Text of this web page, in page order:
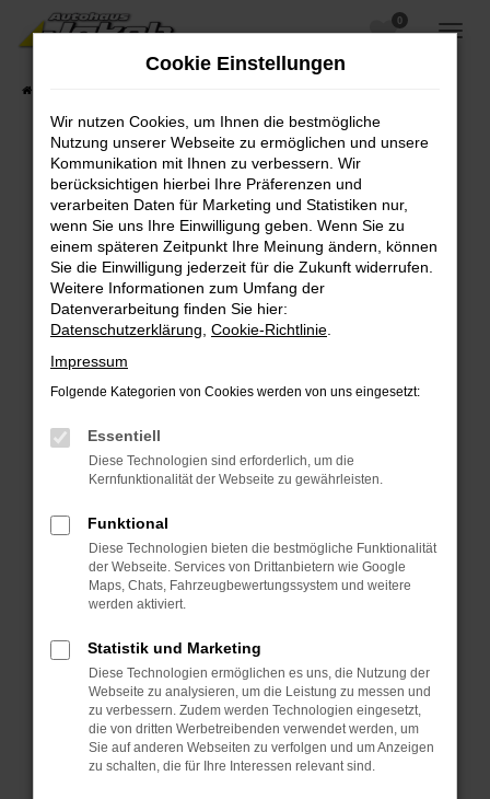
Zum
Hauptinhalt
0
Fehler: Network Error
Beim Laden ist ein Fehler aufgetreten.
Hier sind ein paar Tipps, die dir helfen können:
Überprüfe deine Firewall und deine
Internetverbindung.
Laden andere Webseiten, zum Beispiel deine
Suchmaschine?
Prüfe deine Browsererweiterungen.
Manche Erweiterungen, wie Werbeblocker,
können das Laden bestimmter Seiten
verhindern. Funktioniert die Seite in einem
Fenster?
Starte dein Gerät neu.
Das kann manchmal helfen, vorübergehende
Probleme zu beheben.
Betriebssystem auf dem neuesten Stand
sind.
Veraltete Software birgt nicht nur ein
Sicherheitsrisiko, sondern kann auch dazu
führen, dass bestimmte Funktionen nicht mehr
unterstützt werden.
Cookie Einstellungen
Wir nutzen Cookies, um Ihnen die bestmögliche
Nutzung unserer Webseite zu ermöglichen und unsere
Kommunikation mit Ihnen zu verbessern. Wir
berücksichtigen hierbei Ihre Präferenzen und
verarbeiten Daten für Marketing und Statistiken nur,
wenn Sie uns Ihre Einwilligung geben. Wenn Sie zu
einem späteren Zeitpunkt Ihre Meinung ändern, können
Sie die Einwilligung jederzeit für die Zukunft widerrufen.
Weitere Informationen zum Umfang der
Datenverarbeitung finden Sie hier:
Datenschutzerklärung Cookie-Richtlinie
Impressum
Folgende Kategorien von Cookies werden von uns eingesetzt:
Essentiell
Diese Technologien sind erforderlich, um die
Kernfunktionalität der Webseite zu gewährleisten.
Funktional
Diese Technologien bieten die bestmögliche Funktionalität
der Webseite. Services von Drittanbietern wie Google
Maps, Chats, Fahrzeugbewertungssystem und weitere
werden aktiviert.
Statistik und Marketing
Diese Technologien ermöglichen es uns, die Nutzung der
Webseite zu analysieren, um die Leistung zu messen und
zu verbessern. Zudem werden Technologien eingesetzt,
die von dritten Werbetreibenden verwendet werden, um
Sie auf anderen Webseiten zu verfolgen und um Anzeigen
zu schalten, die für Ihre Interessen relevant sind.